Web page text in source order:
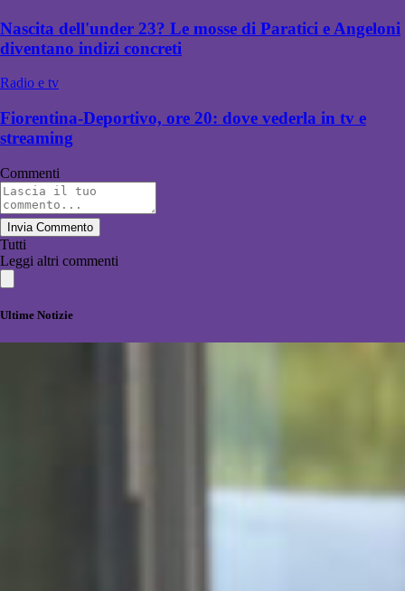
Nascita dell'under 23? Le mosse di Paratici e Angeloni
diventano indizi concreti
Radio e tv
Fiorentina-Deportivo, ore 20: dove vederla in tv e
streaming
Commenti
Invia Commento
Tutti
Leggi altri commenti
Ultime Notizie